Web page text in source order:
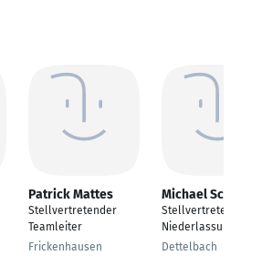
Patrick Mattes
Stellvertretender
Teamleiter
Frickenhausen
Michael Schürger
Stellvertretender
Niederlassungsleiter
Dettelbach